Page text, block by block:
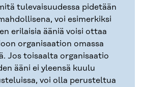
tulevaisuudessa pidetään
voi esimerkiksi
erilaisia ääniä voisi ottaa
organisaation omassa
Jos toisaalta organisaatio
ääni ei yleensä kuulu
voi olla perusteltua